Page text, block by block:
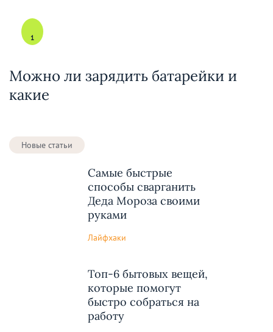
1
Можно ли зарядить батарейки и
какие
Новые статьи
Самые быстрые
способы сварганить
Деда Мороза своими
руками
Лайфхаки
Топ-6 бытовых вещей,
которые помогут
быстро собраться на
работу